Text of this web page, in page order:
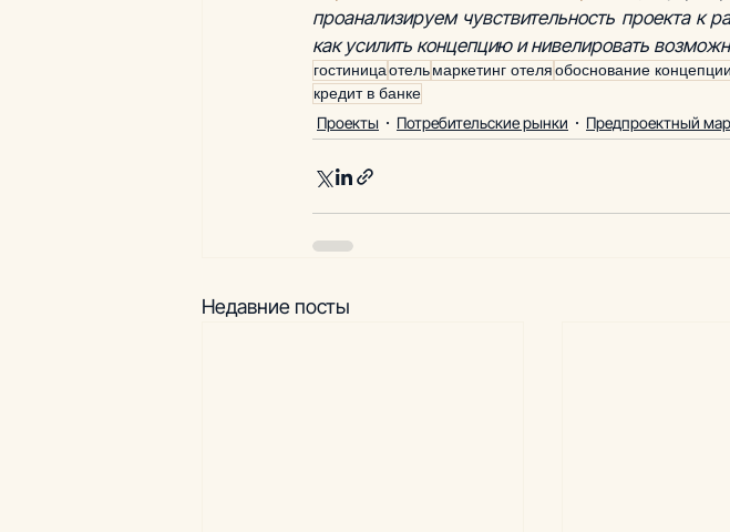
проанализируем чувствительность проекта
как усилить концепцию и нивелировать
гостиницаотельмаркетинг отеляобоснование концепции
кредит в банке
Проекты Потребительские рынки Предпроектный
Недавние посты